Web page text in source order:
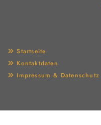
 Startseite
 Kontaktdaten
 Impressum & Datenschutz